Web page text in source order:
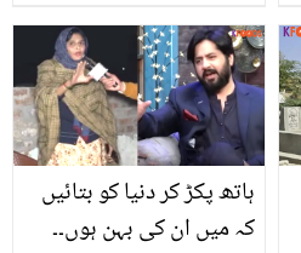
ہوش اڑا دینے والی قیمت
کیا ہے؟
ہاتھ پکڑ کر دنیا کو بتائیں
کہ میں ان کی بہن ہوں۔۔